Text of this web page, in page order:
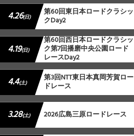
4.26(日) 第60回東日本ロードクラシッ
クDay2
4.19(日)
第60回西日本ロードクラシッ
ク第7回播磨中央公園ロード
レースDay2
4.4(土) 第3回NTT東日本真岡芳賀ロー
ドレース
3.28(土) 2026広島三原ロードレース